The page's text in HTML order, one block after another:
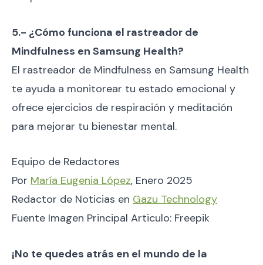
5.- ¿Cómo funciona el rastreador de
Mindfulness en Samsung Health?
El rastreador de Mindfulness en Samsung Health
te ayuda a monitorear tu estado emocional y
ofrece ejercicios de respiración y meditación
para mejorar tu bienestar mental.
Equipo de Redactores
Por María Eugenia López, Enero 2025
Redactor de Noticias en Gazu Technology
Fuente Imagen Principal Articulo: Freepik
¡No te quedes atrás en el mundo de la